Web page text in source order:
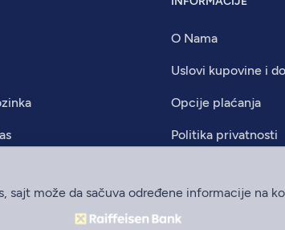
O Nama
Uslovi kupovine i
Opcije plaćanja
Politika privatnosti
može da sačuva određene informacije na